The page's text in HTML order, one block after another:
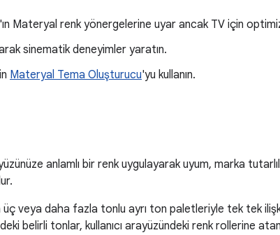
Materyal renk yönergelerine uyar ancak TV için
sinematik deneyimler yaratın.
Materyal Tema Oluşturucu'yu kullanın.
anlamlı bir renk uygulayarak uyum, marka
üç veya daha fazla tonlu ayrı ton paletleriyle tek tek
belirli tonlar, kullanıcı arayüzündeki renk rollerine